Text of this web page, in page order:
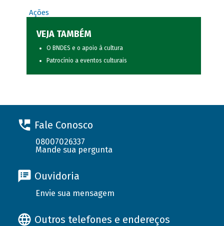
Ações
VEJA TAMBÉM
O BNDES e o apoio à cultura
Patrocínio a eventos culturais
Fale Conosco
08007026337
Mande sua pergunta
Ouvidoria
Envie sua mensagem
Outros telefones e endereços